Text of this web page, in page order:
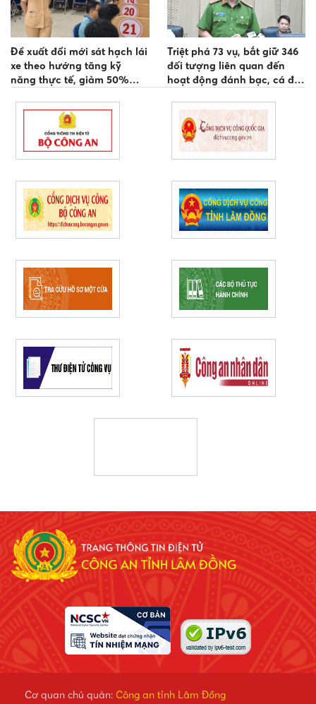
Đề xuất đổi mới sát hạch lái
xe theo hướng tăng kỹ
năng thực tế, giảm 50%
Triệt phá 73 vụ, bắt giữ 346
đối tượng liên quan đến
hoạt động đánh bạc, cá độ
Cup 2026
Cơ quan chủ quản: Công an tỉnh Lâm Đồng